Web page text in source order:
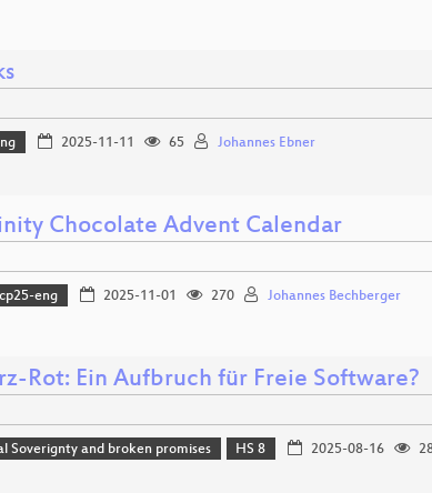
2025-11-11 65 Johannes Ebner
Chocolate Advent Calendar
eng 2025-11-01 270 Johannes Bechberger
Rot: Ein Aufbruch für Freie Software?
Soverignty and broken promises HS 8 2025-08-16